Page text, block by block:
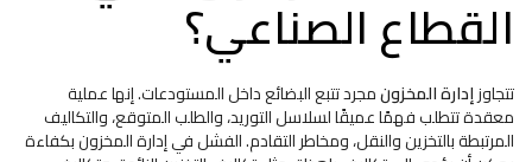
القطاع الصناعي؟
تتجاوزإدارة المخزونمجرد تتبع البضائع داخل المستودعات. إنها عملية
معقدة تتطلب فهمًا عميقًا لسلاسل التوريد، والطلب المتوقع، والتكاليف
المرتبطة بالتخزين والنقل، ومخاطر التقادم. الفشل في إدارة المخزون بكفاءة